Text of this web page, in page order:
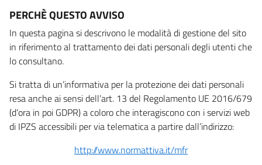
PERCHÈ QUESTO AVVISO
In questa pagina si descrivono le modalità di gestione del sito
in riferimento al trattamento dei dati personali degli utenti che
lo consultano.
Si tratta di un’informativa per la protezione dei dati personali
resa anche ai sensi dell’art. 13 del Regolamento UE 2016/679
(d’ora in poi GDPR) a coloro che interagiscono con i servizi web
di IPZS accessibili per via telematica a partire dall’indirizzo:
http://www.normattiva.it/mfr